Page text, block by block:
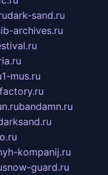
dark-sand.ru
archives.ru
1-mus.ru
bandamn.ru
kompanij.ru
snow-guard.ru